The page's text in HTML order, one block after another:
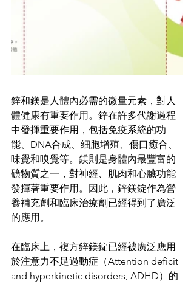
鋅和鎂是人體內必需的微量元素，對人
體健康有重要作用。鋅在許多代謝過程
中發揮重要作用，包括免疫系統的功
能、DNA合成、細胞增殖、傷口癒合、
味覺和嗅覺等。鎂則是身體內最豐富的
礦物質之一，對神經、肌肉和心臟功能
發揮著重要作用。因此，鋅鎂錠作為營
養補充劑和臨床治療劑已經得到了廣泛
的應用。
在臨床上，複方鋅鎂錠已經被廣泛應用
於注意力不足過動症（Attention deficit
and hyperkinetic disorders, ADHD）的